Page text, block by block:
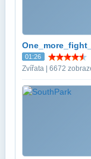
01:26
Zvířata | 6672